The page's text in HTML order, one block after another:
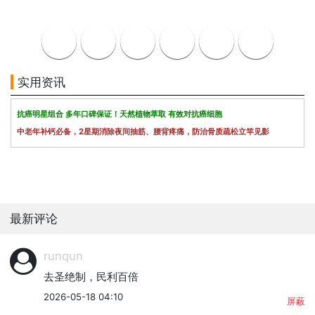
实用资讯
抗癌明星组合 多年口碑保证！天然植物萃取 有效对抗癌细胞
中老年补钙必备，2星期消除夜间抽筋、腰背疼痛，防治骨质疏松立竿见影
最新评论
runqun
去圣绝制，民利百倍
2026-05-18 04:10 屏蔽